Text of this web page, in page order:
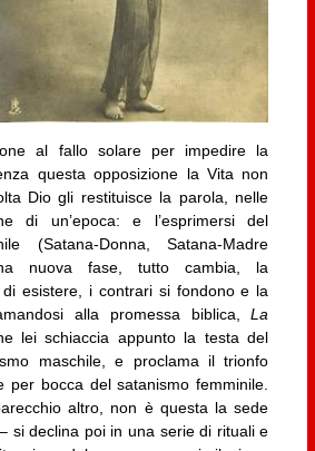
al fallo solare per impedire la
questa opposizione la Vita non
Dio gli restituisce la parola, nelle
di un’epoca: e l’esprimersi del
(Satana-Donna, Satana-Madre
nuova fase, tutto cambia, la
di esistere, i contrari si fondono e la
alla promessa biblica,La
lei schiaccia appunto la testa del
maschile, e proclama il trionfo
per bocca del satanismo femminile.
altro, non è questa la sede
si declina poi in una serie di rituali e